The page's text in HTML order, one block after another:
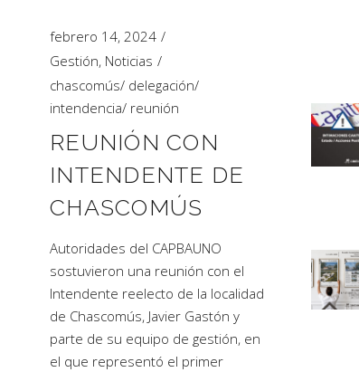
febrero 14, 2024
Gestión, Noticias
chascomús/ delegación/
intendencia/ reunión
REUNIÓN CON
INTENDENTE DE
CHASCOMÚS
Autoridades del CAPBAUNO
sostuvieron una reunión con el
Intendente reelecto de la localidad
de Chascomús, Javier Gastón y
parte de su equipo de gestión, en
el que representó el primer